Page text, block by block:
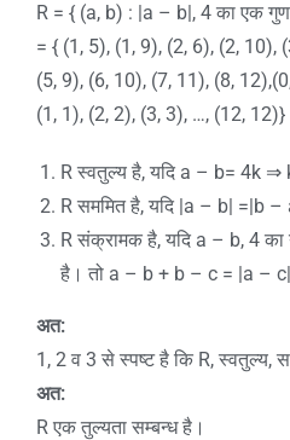
R = { (a, b) : |a – b|, 4 का एक
= { (1, 5), (1, 9), (2, 6), (2, 10),
(5, 9), (6, 10), (7, 11), (8,
(1, 1), (2, 2), (3, 3), …, (12, 12)}
R स्वतुल्य है, यदि a – b= 4k ⇒
R सममित है, यदि |a – b| =|b –
R संक्रामक है, यदि a – b, 4
है। तो a – b + b – c = |a – c|
अत:
1, 2 व 3 से स्पष्ट है कि R, स्वतुल्य,
अत:
R एक तुल्यता सम्बन्ध है।